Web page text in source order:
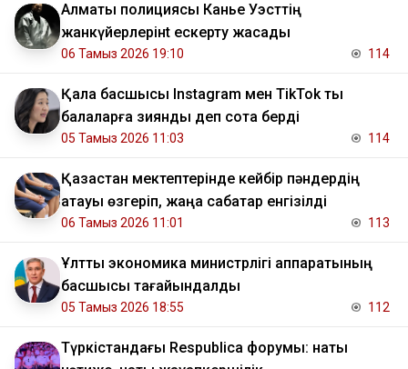
Алматы полициясы Канье Уэсттің
жанкүйерлерінt ескерту жасады
06 Тамыз 2026 19:10 114
Қала басшысы Instagram мен TikTok ты
балаларға зиянды деп сотқа берді
05 Тамыз 2026 11:03 114
Қазақстан мектептерінде кейбір пәндердің
атауы өзгеріп, жаңа сабақтар енгізілді
06 Тамыз 2026 11:01 113
Ұлттық экономика министрлігі аппаратының
басшысы тағайындалды
05 Тамыз 2026 18:55 112
Түркістандағы Respublica форумы: нақты